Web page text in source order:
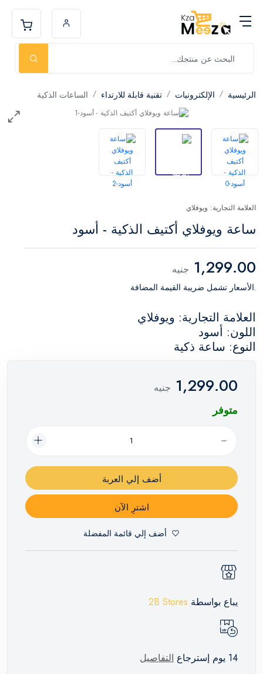
الرئيسية الإلكترونيات تقنية قابلة للارتداء الساعات الذكية
العلامة التجارية: ويوفلاي
ساعة ويوفلاي أكتيف الذكية - أسود
1,299.00 جنيه
.الأسعار تشمل ضريبة القيمة المضافة
العلامة التجارية: ويوفلاي
اللون: أسود
النوع: ساعة ذكية
1,299.00 جنيه
متوفر
أضف إلي العربة
اشترِ الآن
أضف إلي قائمة المفضلة
يباع بواسطة 2B Stores
14 يوم إسترجاع التفاصيل